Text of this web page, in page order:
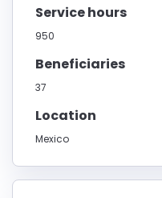
Service hours
950
Beneficiaries
37
Location
Mexico